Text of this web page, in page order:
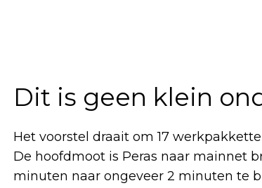
Dit is geen klein
Het voorstel draait om 17
De hoofdmoot is Peras naar mainnet
minuten naar ongeveer 2 minuten te